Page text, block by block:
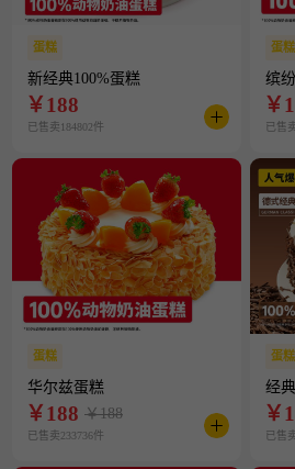
蛋糕
新经典100%蛋糕
￥188
已售卖184802件
蛋糕
缤
￥
已售
蛋糕
华尔兹蛋糕
￥188 ￥188
已售卖233736件
蛋糕
经
￥
已售